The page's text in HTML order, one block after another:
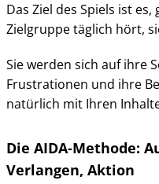
Das Ziel des Spiels ist
Zielgruppe täglich hört,
Sie werden sich auf ihre
Frustrationen und ihre
natürlich mit Ihren
Die AIDA-Methode:
Verlangen, Aktion